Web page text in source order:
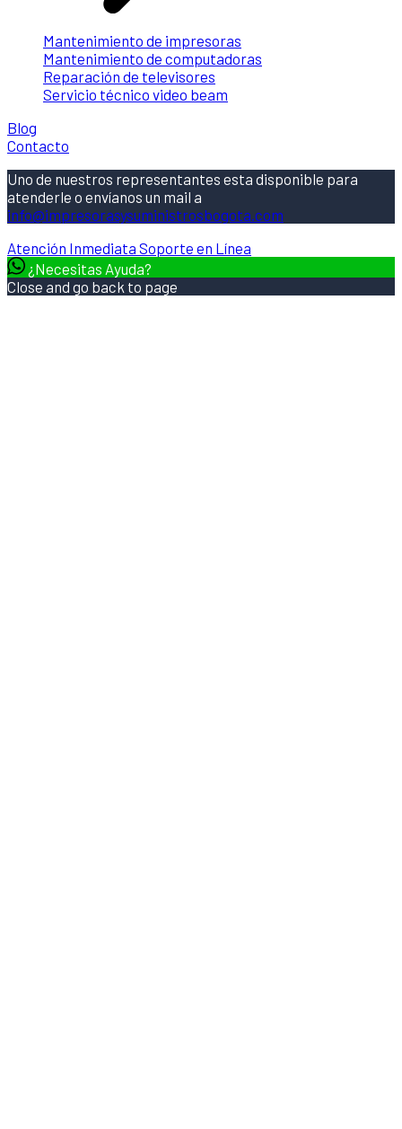
Mantenimiento de impresoras
Mantenimiento de computadoras
Reparación de televisores
Servicio técnico video beam
Blog
Contacto
Uno de nuestros representantes esta disponible para
atenderle o envíanos un mail a
info@impresorasysuministrosbogota.com
Atención Inmediata Soporte en Línea
¿Necesitas Ayuda?
Close and go back to page